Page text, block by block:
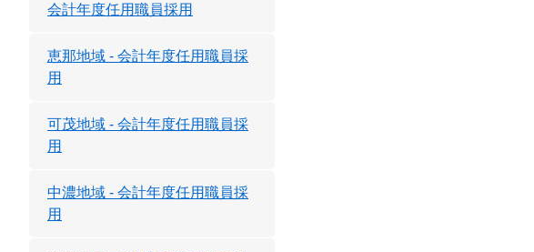
会計年度任用職員採用
恵那地域 - 会計年度任用職員採
用
可茂地域 - 会計年度任用職員採
用
中濃地域 - 会計年度任用職員採
用